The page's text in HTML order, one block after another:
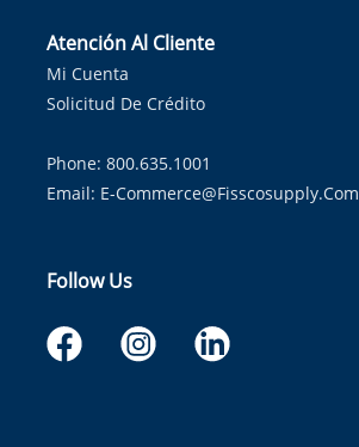
Atención Al Cliente
Mi Cuenta
Solicitud De Crédito
Phone: 800.635.1001
Email: E-Commerce@fisscosupply.com
Follow Us